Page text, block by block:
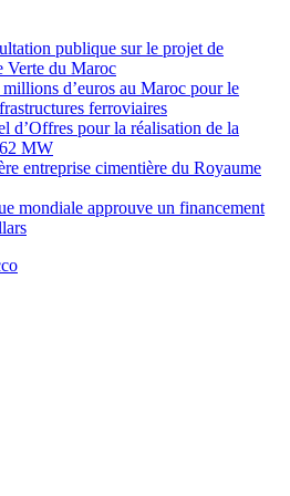
publique sur le projet de
Verte du Maroc
d’euros au Maroc pour le
ferroviaires
d’Offres pour la réalisation de la
MW
entreprise cimentière du Royaume
mondiale approuve un financement